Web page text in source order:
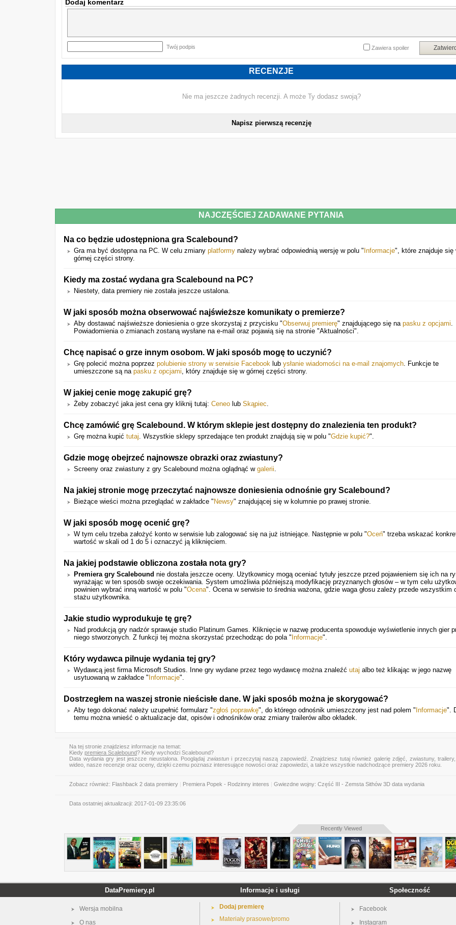
Dodaj komentarz
Twój podpis Zawiera spoiler
RECENZJE
Nie ma jeszcze żadnych recenzji. A może Ty dodasz swoją?
Napisz pierwszą recenzję
NAJCZĘŚCIEJ ZADAWANE PYTANIA
Na co będzie udostępniona gra Scalebound?
Gra ma być dostępna na PC. W celu zmiany platformy należy wybrać odpowiednią wersję w polu " Informacje", które znajduje się
górnej części strony.
Kiedy ma zostać wydana gra Scalebound na PC?
Niestety, data premiery nie została jeszcze ustalona.
W jaki sposób można obserwować najświeższe komunikaty o premierze?
Aby dostawać najświeższe doniesienia o grze skorzystaj z przycisku "Obserwuj premierę" znajdującego się na pasku z opcjami.
Powiadomienia o zmianach zostaną wysłane na e-mail oraz pojawią się na stronie "Aktualności".
Chcę napisać o grze innym osobom. W jaki sposób mogę to uczynić?
Grę polecić można poprzez polubienie strony w serwisie Facebook lub ysłanie wiadomości na e-mail znajomych. Funkcje te
umieszczone są na pasku z opcjami, który znajduje się w górnej części strony.
W jakiej cenie mogę zakupić grę?
Żeby zobaczyć jaka jest cena gry kliknij tutaj: Ceneo lub Skąpiec.
Chcę zamówić grę Scalebound. W którym sklepie jest dostępny do znalezienia ten produkt?
Grę można kupić tutaj. Wszystkie sklepy sprzedające ten produkt znajdują się w polu "Gdzie kupić?".
Gdzie mogę obejrzeć najnowsze obrazki oraz zwiastuny?
Screeny oraz zwiastuny z gry Scalebound można oglądnąć w galerii.
Na jakiej stronie mogę przeczytać najnowsze doniesienia odnośnie gry Scalebound?
Bieżące wieści można przeglądać w zakładce " Newsy" znajdującej się w kolumnie po prawej stronie.
W jaki sposób mogę ocenić grę?
W tym celu trzeba założyć konto w serwisie lub zalogować się na już istniejące. Następnie w polu "Oceń" trzeba wskazać
wartość w skali od 1 do 5 i oznaczyć ją kliknięciem.
Na jakiej podstawie obliczona została nota gry?
Premiera gry Scalebound nie dostała jeszcze oceny. Użytkownicy mogą oceniać tytuły jeszcze przed pojawieniem się ich na
wyrażając w ten sposób swoje oczekiwania. System umożliwia późniejszą modyfikację przyznanych głosów – w tym celu
powinien wybrać inną wartość w polu "Ocena". Ocena w serwisie to średnia ważona, gdzie waga głosu zależy przede wszystkim
stażu użytkownika.
Jakie studio wyprodukuje tę grę?
Nad produkcją gry nadzór sprawuje studio Platinum Games. Kliknięcie w nazwę producenta spowoduje wyświetlenie innych gier
niego stworzonych. Z funkcji tej można skorzystać przechodząc do pola " Informacje".
Który wydawca pilnuje wydania tej gry?
Wydawcą jest firma Microsoft Studios. Inne gry wydane przez tego wydawcę można znaleźć utaj albo też klikając w jego nazwę
usytuowaną w zakładce " Informacje".
Dostrzegłem na waszej stronie nieścisłe dane. W jaki sposób można je skorygować?
Aby tego dokonać należy uzupełnić formularz "zgłoś poprawkę", do którego odnośnik umieszczony jest nad polem " Informacje".
temu można wnieść o aktualizacje dat, opisów i odnośników oraz zmiany trailerów albo okładek.
Na tej stronie znajdziesz informacje na temat:
Kiedy premiera Scalebound? Kiedy wychodzi Scalebound?
Data wydania gry jest jeszcze nieustalona. Pooglądaj zwiastuni przeczytaj naszą zapowiedź. Znajdziesz tutaj również galerię zdjęć, zwiastuny,
wideo, nasze recenzje oraz oceny, dzięki czemu poznasz interesujące nowości oraz zapowiedzi, a także wszystkie nadchodzące premiery 2026 roku.
Zobacz również: Flashback 2 data premiery Premiera Popek - Rodzinny interes Gwiezdne wojny: Część III - Zemsta Sithów 3D data wydania
Data ostatniej aktualizacji: 2017-01-09 23:35:06
Recently Viewed
DataPremiery.pl
Wersja mobilna
O nas
Informacje i usługi
Dodaj premierę
Materiały prasowe/promo
Społeczność
Facebook
Instagram